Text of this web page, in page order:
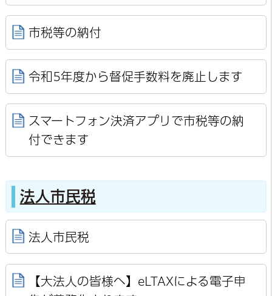
市税等の納付
令和5年度から督促手数料を廃止します
スマートフォン決済アプリで市税等の納
付できます
法人市民税
法人市民税
【大法人の皆様へ】eLTAXによる電子申